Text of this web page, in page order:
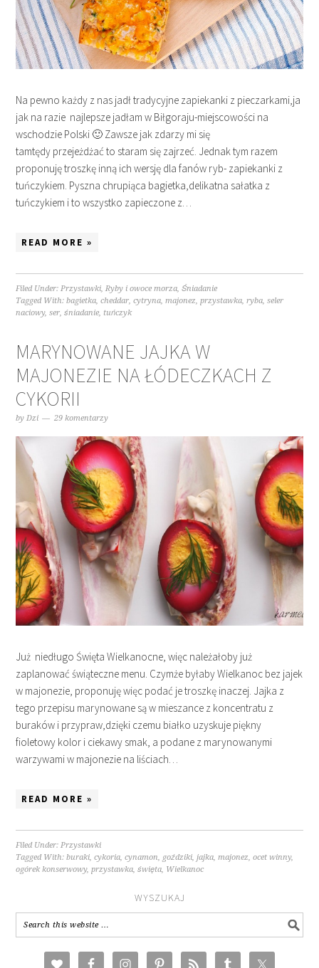
Na pewno każdy z nas jadł tradycyjne zapiekanki z pieczarkami,ja
jak na razie najlepsze jadłam w Biłgoraju-miejscowości na
wschodzie Polski 🙂 Zawsze jak zdarzy mi się
tamtędy przejeżdżać to staram się zajrzeć. Jednak tym razem
proponuję troszkę inną ich wersję dla fanów ryb- zapiekanki z
tuńczykiem. Pyszna chrupiąca bagietka,delikatna sałatka z
tuńczykiem i to wszystko zapieczone z…
READ MORE »
Filed Under:Przystawki,Ryby i owoce morza,Śniadanie
Tagged With:bagietka,cheddar,cytryna,majonez,przystawka,ryba,seler
naciowy,ser,śniadanie, tuńczyk
MARYNOWANE JAJKA W
MAJONEZIE NA ŁÓDECZKACH Z
CYKORII
byDzi 29 komentarzy
Już niedługo Święta Wielkanocne, więc należałoby już
zaplanować świąteczne menu. Czymże byłaby Wielkanoc bez jajek
w majonezie, proponuję więc podać je troszkę inaczej. Jajka z
tego przepisu marynowane są w mieszance z koncentratu z
buraków i przypraw,dzięki czemu białko uzyskuje piękny
fioletowy kolor i ciekawy smak, a podane z marynowanymi
warzywami w majonezie na liściach…
READ MORE »
Filed Under:Przystawki
Tagged With:buraki,cykoria,cynamon, goździki,jajka,majonez,ocet winny,
ogórek konserwowy,przystawka,święta, Wielkanoc
WYSZUKAJ